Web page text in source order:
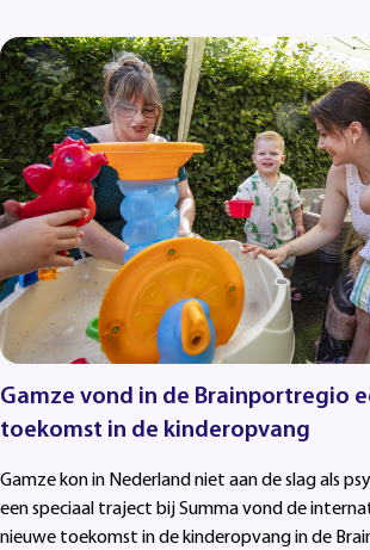
Gamze vond in de Brainportregio
toekomst in de kinderopvang
Gamze kon in Nederland niet aan de slag als
een speciaal traject bij Summa vond de
nieuwe toekomst in de kinderopvang in de